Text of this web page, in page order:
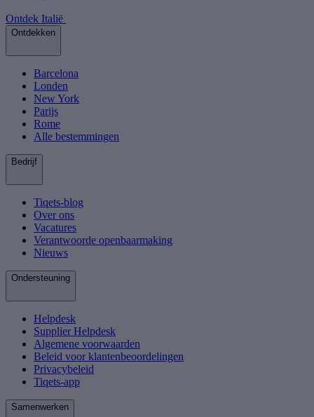
Ontdek Italië
Ontdekken
Barcelona
Londen
New York
Parijs
Rome
Alle bestemmingen
Bedrijf
Tiqets-blog
Over ons
Vacatures
Verantwoorde openbaarmaking
Nieuws
Ondersteuning
Helpdesk
Supplier Helpdesk
Algemene voorwaarden
Beleid voor klantenbeoordelingen
Privacybeleid
Tiqets-app
Samenwerken